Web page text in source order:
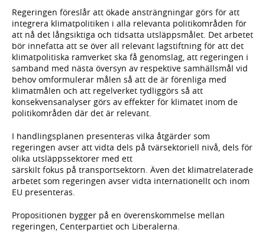
Regeringen föreslår att ökade ansträngningar görs för att
integrera klimatpolitiken i alla relevanta politikområden för
att nå det långsiktiga och tidsatta utsläppsmålet. Det arbetet
bör innefatta att se över all relevant lagstiftning för att det
klimatpolitiska ramverket ska få genomslag, att regeringen i
samband med nästa översyn av respektive samhällsmål vid
behov omformulerar målen så att de är förenliga med
klimatmålen och att regelverket tydliggörs så att
konsekvensanalyser görs av effekter för klimatet inom de
politikområden där det är relevant.
I handlingsplanen presenteras vilka åtgärder som
regeringen avser att vidta dels på tvärsektoriell nivå, dels för
olika utsläppssektorer med ett
särskilt fokus på transportsektorn. Även det klimatrelaterade
arbetet som regeringen avser vidta internationellt och inom
EU presenteras.
Propositionen bygger på en överenskommelse mellan
regeringen, Centerpartiet och Liberalerna.